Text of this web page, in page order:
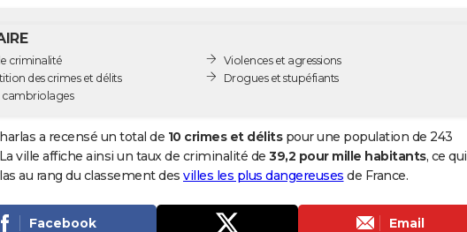
criminalité
des crimes et délits
cambriolages
Violences et agressions
Drogues et stupéfiants
a recensé un total de 10 crimes et délitspour une population de 243
ville affiche ainsi un taux de criminalité de 39,2 pour mille habitants, ce qui
au rang du classement des villes les plus dangereuses de France.
Facebook Email